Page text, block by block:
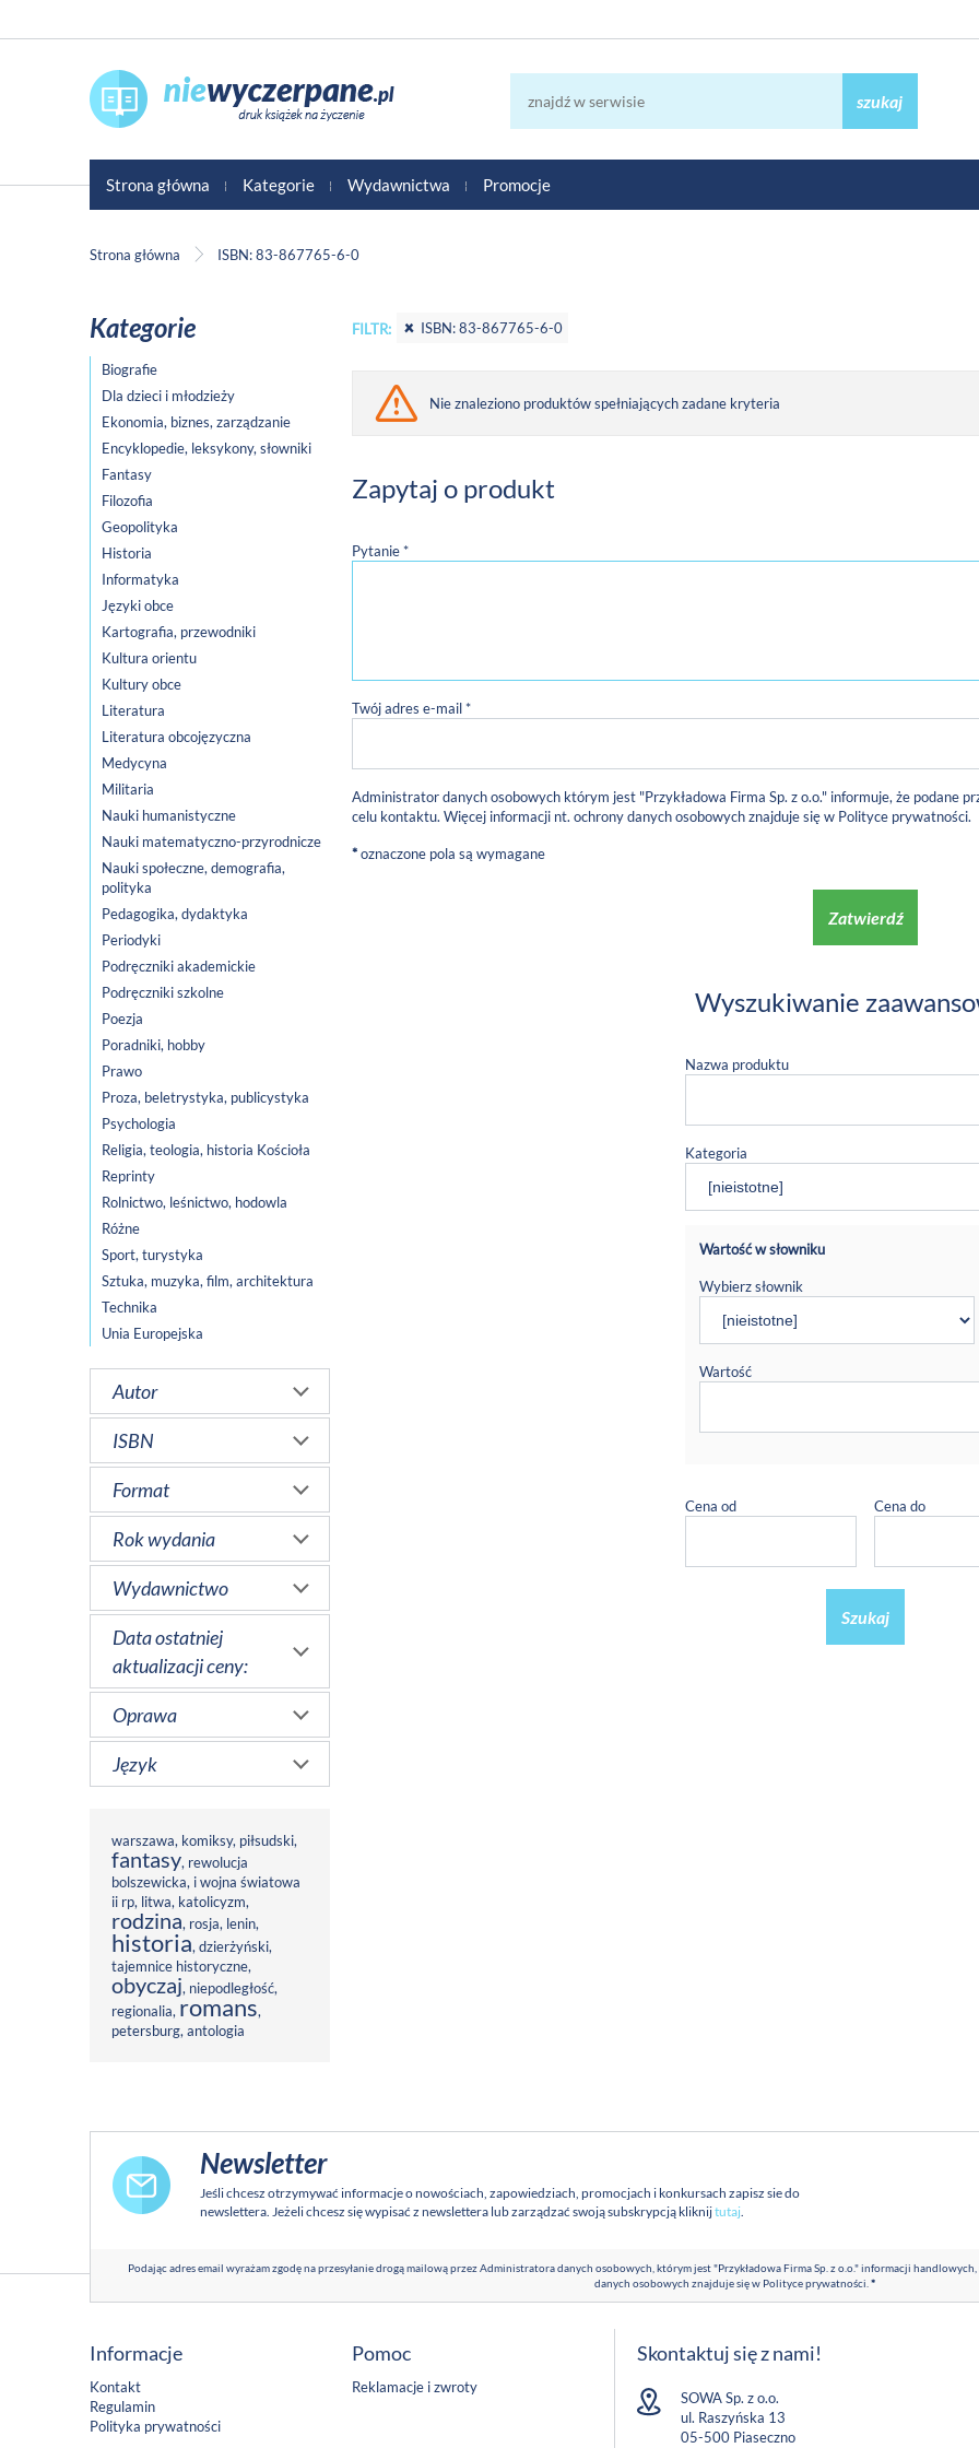
szukaj
Strona główna Kategorie Wydawnictwa Promocje
Strona główna ISBN: 83-867765-6-0
Kategorie
Biografie
Dla dzieci i młodzieży
Ekonomia, biznes, zarządzanie
Encyklopedie, leksykony, słowniki
Fantasy
Filozofia
Geopolityka
Historia
Informatyka
Języki obce
Kartografia, przewodniki
Kultura orientu
Kultury obce
Literatura
Literatura obcojęzyczna
Medycyna
Militaria
Nauki humanistyczne
Nauki matematyczno-przyrodnicze
Nauki społeczne, demografia,
polityka
Pedagogika, dydaktyka
Periodyki
Podręczniki akademickie
Podręczniki szkolne
Poezja
Poradniki, hobby
Prawo
Proza, beletrystyka, publicystyka
Psychologia
Religia, teologia, historia Kościoła
Reprinty
Rolnictwo, leśnictwo, hodowla
Różne
Sport, turystyka
Sztuka, muzyka, film, architektura
Technika
Unia Europejska
Autor
ISBN
Format
Rok wydania
Wydawnictwo
Data ostatniej
aktualizacji ceny:
Oprawa
Język
warszawa, komiksy, piłsudski,
fantasy, rewolucja
bolszewicka, i wojna światowa
ii rp, litwa, katolicyzm,
rodzina, rosja, lenin,
historia,dzierżyński,
tajemnice historyczne,
obyczaj, niepodległość,
regionalia, romans,
petersburg,antologia
FILTR: ISBN: 83-867765-6-0
Nie znaleziono produktów spełniających zadane kryteria
Zapytaj o produkt
Pytanie *
Twój adres e-mail *
Administrator danych osobowych którym jest "Przykładowa Firma Sp. z o.o." informuje, że podane
celu kontaktu. Więcej informacji nt. ochrony danych osobowych znajduje się w Polityce prywatności.
*oznaczone pola są wymagane
Zatwierdź
Wyszukiwanie
Nazwa produktu
Kategoria
Wartość w słowniku
Wybierz słownik
Wartość
Cena od Cena do
Szukaj
Newsletter
Jeśli chcesz otrzymywać informacje o nowościach, zapowiedziach, promocjach i konkursach zapisz sie do
newslettera. Jeżeli chcesz się wypisać z newslettera lub zarządzać swoją subskrypcją kliknijtutaj.
Podając adres email wyrażam zgodę na przesyłanie drogą mailową przez Administratora danych osobowych, którym jest "Przykładowa Firma Sp. z o.o." informacji
danych osobowych znajduje się w Polityce prywatności.*
Informacje
Kontakt
Regulamin
Polityka prywatności
Pomoc
Reklamacje i zwroty
Skontaktuj się z nami!
SOWA Sp. z o.o.
ul. Raszyńska 13
05-500 Piaseczno